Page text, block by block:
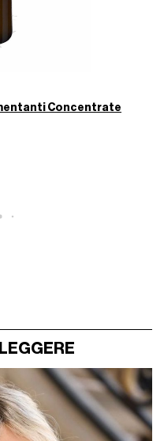
Concentrate